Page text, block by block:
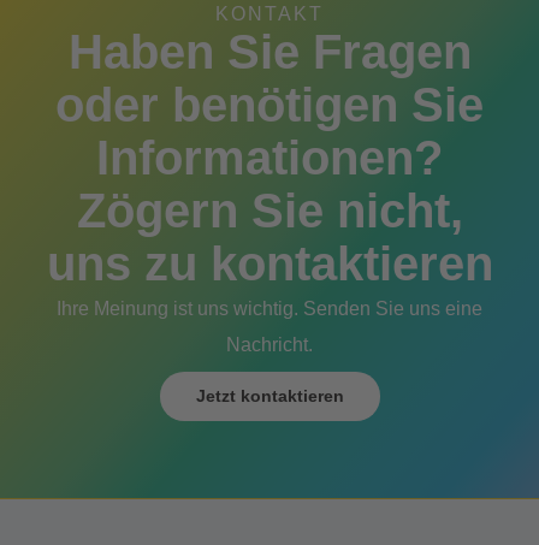
KONTAKT
Haben Sie Fragen
oder benötigen Sie
Informationen?
Zögern Sie nicht,
uns zu kontaktieren
Ihre Meinung ist uns wichtig. Senden Sie uns eine
Nachricht.
Jetzt kontaktieren